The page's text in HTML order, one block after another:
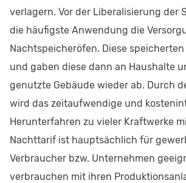
verlagern. Vor der Liberalisierung der
die häufigste Anwendung die
Nachtspeicheröfen. Diese
und gaben diese dann an Haushalte
genutzte Gebäude wieder ab. Durch
wird das zeitaufwendige und
Herunterfahren zu vieler Kraftwerke
Nachttarif ist hauptsächlich für
Verbraucher bzw. Unternehmen
verbrauchen mit ihren